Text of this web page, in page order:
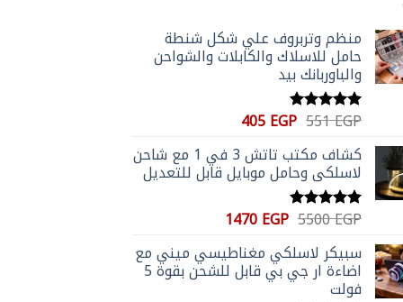
يمكن
اختيار
الخيارات
المنتج
منظم وتربروف علي شكل شنطة
حامل للاسلاك والكابلات والشواحن
والباوربانك بيد
تم التقييم
551EGP السعر
هو:
551 EGP.
405 EGP السعر
هو:
405 EGP.
كشاف مكتب تاتش 3 في 1 مع شاحن
لاسلكي وحامل موبايل قابل للتعديل
تم التقييم
5500EGP السعر
هو:
5500 EGP.
1470 EGP السعر
هو:
1470 EGP.
سبيكر لاسلكي مغناطيسي ميني مع
اضاءة ار جي بي قابل للشحن بقوة 5
فولت